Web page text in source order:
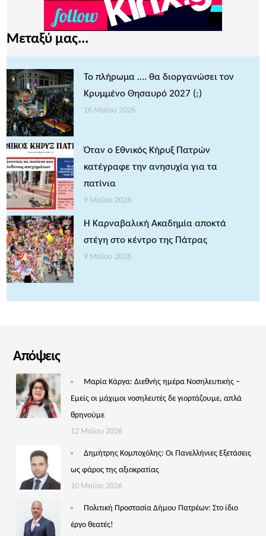
Μεταξύ μας...
Το πλήρωμα …. θα διοργανώσει τον
Κρυμμένο Θησαυρό 2027 (;)
16 Μαΐου 2026
Όταν ο Εθνικός Κήρυξ Πατρών
κατέγραφε την ανησυχία για τα
πατίνια
9 Μαΐου 2026
Η Καρναβαλική Ακαδημία αποκτά
στέγη στο κέντρο της Πάτρας
9 Μαΐου 2026
Απόψεις
Μαρία Κάργα: Διεθνής ημέρα Νοσηλευτικής –
Εμείς οι μάχιμοι νοσηλευτές δε γιορτάζουμε, απλά
θρηνούμε
12 Μαΐου 2026
Δημήτρης Κομποχόλης: Οι Πανελλήνιες Εξετάσεις
ως φάρος της αξιοκρατίας
10 Μαΐου 2026
Πολιτική Προστασία Δήμου Πατρέων: Στο ίδιο
έργο θεατές!